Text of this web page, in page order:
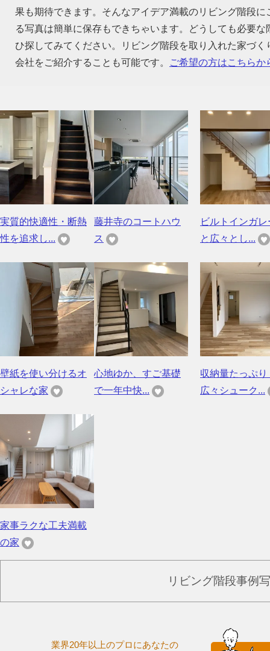
果も期待できます。そんなアイデア満載のリビング階段
る写真は簡単に保存もできちゃいます。どうしても必要
ひ探してみてください。リビング階段を取り入れた家づ
会社をご紹介することも可能です。
ご希望の方はこちらか
実質的快適性・断熱
性を追求し...
藤井寺のコートハウ
ス
ビルトインガレ
と広々とし...
壁紙を使い分けるオ
シャレな家
心地ゆか、すご基礎
で一年中快...
収納量たっぷり
広々シューク...
家事ラクな工夫満載
の家
リビング階段事例
業界20年以上のプロにあなたの